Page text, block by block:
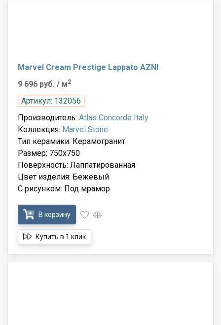
Marvel Cream Prestige Lappato AZNI
9 696 руб. / м2
Артикул: 132056
Производитель: Atlas Concorde Italy
Коллекция: Marvel Stone
Тип керамики: Керамогранит
Размер: 750x750
Поверхность: Лаппатированная
Цвет изделия: Бежевый
С рисунком: Под мрамор
В корзину
Купить в 1 клик